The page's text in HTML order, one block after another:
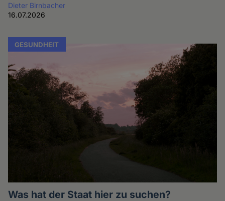
Dieter Birnbacher
16.07.2026
GESUNDHEIT
Was hat der Staat hier zu suchen?